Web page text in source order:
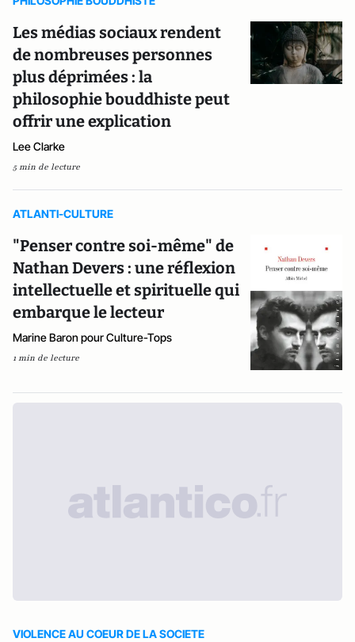
Les médias sociaux rendent
de nombreuses personnes
plus déprimées : la
philosophie bouddhiste peut
offrir une explication
Lee Clarke
5 min de lecture
ATLANTI-CULTURE
"Penser contre soi-même" de
Nathan Devers : une réflexion
intellectuelle et spirituelle qui
embarque le lecteur
Marine Baron pour Culture-Tops
1 min de lecture
VIOLENCE AU COEUR DE LA SOCIETE